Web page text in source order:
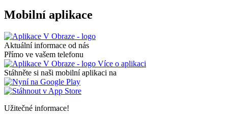
Mobilní aplikace
Aktuální informace od nás
Přímo ve vašem telefonu
Více o aplikaci
Stáhněte si naši mobilní aplikaci na
Užitečné informace!